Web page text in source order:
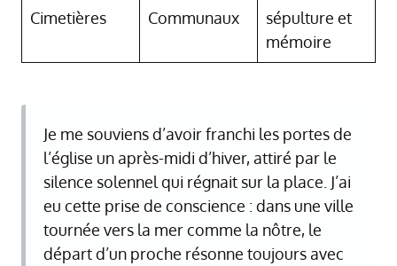
Cimetières Communaux
sépulture et
mémoire
Je me souviens d’avoir franchi les portes de
l’église un après-midi d’hiver, attiré par le
silence solennel qui régnait sur la place. J’ai
eu cette prise de conscience : dans une ville
tournée vers la mer comme la nôtre, le
départ d’un proche résonne toujours avec